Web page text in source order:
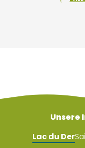
Unsere
Lac du Der